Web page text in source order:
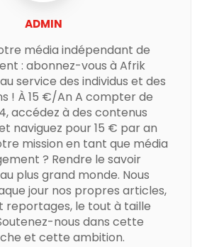
ADMIN
média indépendant de
: abonnez-vous à Afrik
service des individus et des
! À 15 €/An A compter de
accédez à des contenus
naviguez pour 15 € par an
mission en tant que média
? Rendre le savoir
plus grand monde. Nous
jour nos propres articles,
reportages, le tout à taille
nous dans cette
et cette ambition.